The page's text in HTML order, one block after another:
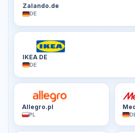
Zalando.de
DE
IKEA DE
DE
Allegro.pl
PL